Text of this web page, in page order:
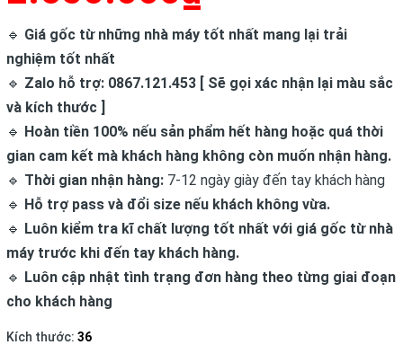
🔹 Giá gốc từ những nhà máy tốt nhất mang lại trải
nghiệm tốt nhất
🔹 Zalo hỗ trợ: 0867.121.453 [ Sẽ gọi xác nhận lại màu sắc
và kích thước ]
🔹 Hoàn tiền 100% nếu sản phẩm hết hàng hoặc quá thời
gian cam kết mà khách hàng không còn muốn nhận hàng.
🔹 Thời gian nhận hàng: 7-12 ngày giày đến tay khách hàng
🔹 Hỗ trợ pass và đổi size nếu khách không vừa.
🔹 Luôn kiểm tra kĩ chất lượng tốt nhất với giá gốc từ nhà
máy trước khi đến tay khách hàng.
🔹 Luôn cập nhật tình trạng đơn hàng theo từng giai đoạn
cho khách hàng
Kích thước: 36